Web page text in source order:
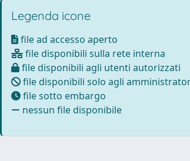
Legenda icone
file ad accesso aperto
file disponibili sulla rete interna
file disponibili agli utenti autorizzati
file disponibili solo agli
file sotto embargo
nessun file disponibile